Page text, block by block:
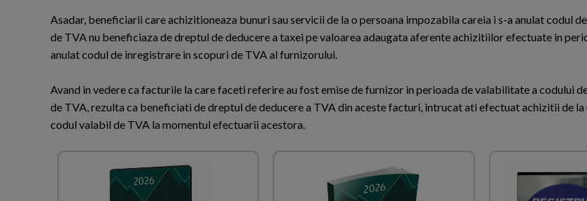
Asadar, beneficiarii care achizitioneaza bunuri sau servicii de la o persoana impozabila careia i s-a anulat codul
de TVA nu beneficiaza de dreptul de deducere a taxei pe valoarea adaugata aferente achizitiilor efectuate in
anulat codul de inregistrare in scopuri de TVA al furnizorului.
Avand in vedere ca facturile la care faceti referire au fost emise de furnizor in perioada de valabilitate a codului
de TVA, rezulta ca beneficiati de dreptul de deducere a TVA din aceste facturi, intrucat ati efectuat achizitii de la
codul valabil de TVA la momentul efectuarii acestora.